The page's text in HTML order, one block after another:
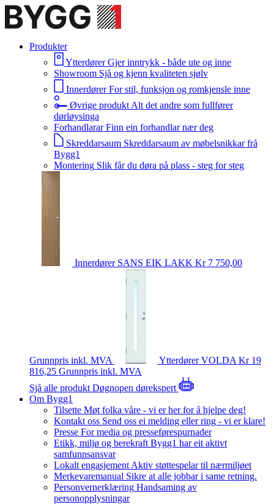
Produkter
Ytterdører Gjer inntrykk - både ute og inne
Showroom Sjå og kjenn kvaliteten sjølv
Innerdører For stil, funksjon og romkjensle inne
Øvrige produkt Alt det andre som fullfører
dørløysinga
Forhandlarar Finn ein forhandlar nær deg
Skreddarsaum Skreddarsaum av møbelsnikkar frå
Bygg1
Montering Slik får du døra på plass - steg for steg
Innerdører SANS EIK LAKK Kr 7 750,00
Grunnpris inkl. MVA YtterdørerVOLDA Kr 19
816,25 Grunnpris inkl. MVA
Sjå alle produkt Døgnopen dørekspert
Om Bygg1
Tilsette Møt folka våre - vi er her for å hjelpe deg!
Kontakt oss Send oss ei melding eller ring - vi er klare!
Presse For media og presseførespurnader
Etikk, miljø og berekraft Bygg1 har eit aktivt
samfunnsansvar
Lokalt engasjement Aktiv støttespelar til nærmiljøet
Merkevaremanual Sikre at alle jobbar i same retning.
Personvernerklæring Handsaming av
personopplysningar